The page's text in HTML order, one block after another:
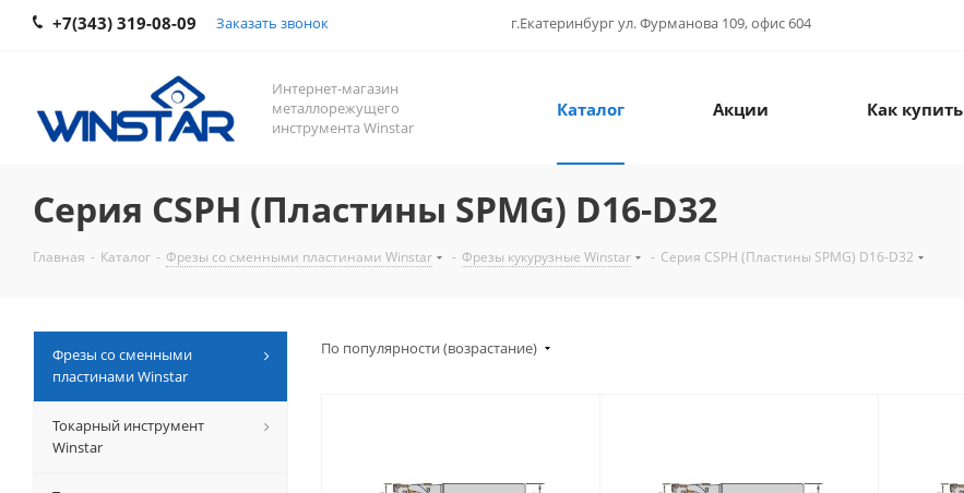
+7(343) 319-08-09 Заказать звонок г.Екатеринбург ул. Фурманова 109, офис 604
Интернет-магазин
металлорежущего
инструмента Winstar
Каталог Акции Как купить
Серия CSPH (Пластины SPMG) D16-D32
Главная - Каталог - Фрезы со сменными пластинами Winstar - Фрезы кукурузные Winstar - Серия CSPH (Пластины SPMG) D16-D32
По популярности (возрастание)
Фрезы со сменными
пластинами Winstar
Токарный инструмент
Winstar